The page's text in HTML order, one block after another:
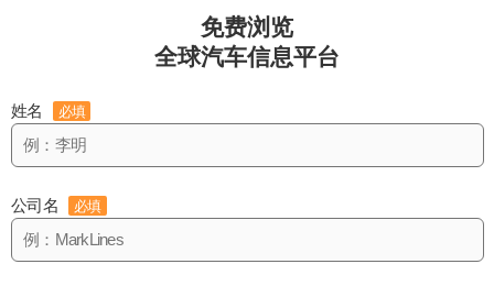
免费浏览
全球汽车信息平台
姓名 必填
公司名 必填